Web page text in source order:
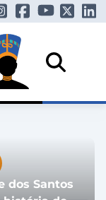
dos Santos